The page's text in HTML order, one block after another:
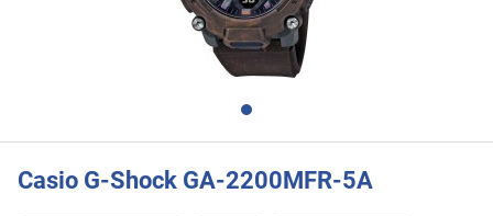
Casio G-Shock GA-2200MFR-5A